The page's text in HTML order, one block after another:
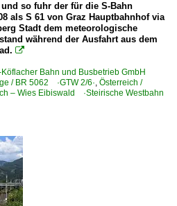
1000·
MS·
'Roter Pfeil'
Frecciargento
Frecciargento
EVO· '.italo'
so fuhr der für die S-Bahn
als S 61 von Graz Hauptbahnhof via
Stadt dem meteorologische
während der Ausfahrt aus dem

Bahn und Busbetrieb GmbH
/ BR 5062 ·GTW 2/6·, Österreich /
– Wies Eibiswald ·Steirische Westbahn